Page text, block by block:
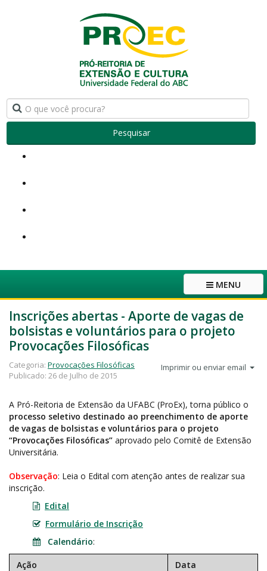
Pesquisar
MENU
Inscrições abertas - Aporte de vagas de
bolsistas e voluntários para o projeto
Provocações Filosóficas
Imprimir ou enviar email
Categoria: Provocações Filosóficas
Publicado: 26 de Julho de 2015
A Pró-Reitoria de Extensão da UFABC (ProEx), torna público o
processo seletivo destinado ao preenchimento de aporte
de vagas de bolsistas e voluntários para o projeto
“Provocações Filosóficas” aprovado pelo Comitê de Extensão
Universitária.
Observação: Leia o Edital com atenção antes de realizar sua
inscrição.
Edital
Formulário de Inscrição
Calendário:
Ação
Data